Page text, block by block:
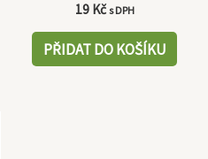
19 Kč s DPH
PŘIDAT DO KOŠÍKU